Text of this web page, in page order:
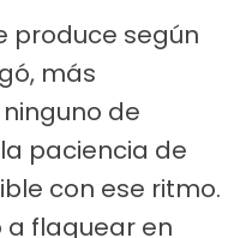
produce según
más
de
paciencia de
con ese ritmo.
a flaquear en